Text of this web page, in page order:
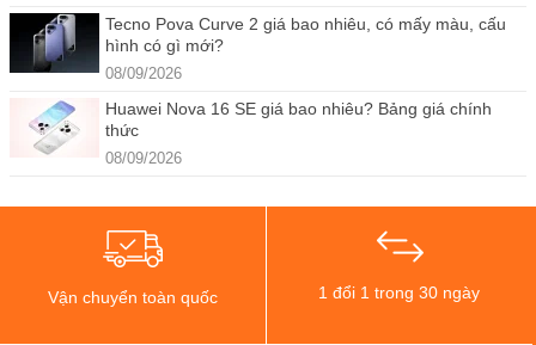
Tecno Pova Curve 2 giá bao nhiêu, có mấy màu, cấu
hình có gì mới?
08/09/2026
Huawei Nova 16 SE giá bao nhiêu? Bảng giá chính
thức
08/09/2026
Vận chuyển toàn quốc 1 đổi 1 trong 30 ngày